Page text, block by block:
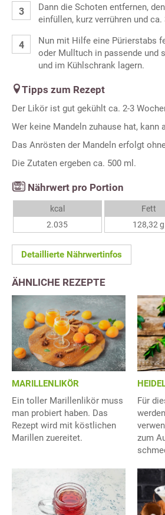
Dann die Schoten entfernen,
einfüllen, kurz verrühren und
Nun mit Hilfe eine Pürierstabs
oder Mulltuch in passende und
und im Kühlschrank lagern.
Tipps zum Rezept
Der Likör ist gut gekühlt ca. 2-3
Wer keine Mandeln zuhause hat, kann
Das Anrösten der Mandeln erfolgt
Die Zutaten ergeben ca. 500 ml.
Nährwert pro Portion
kcal
2.035
Fett
128,32 g
Detaillierte Nährwertinfos
ÄHNLICHE REZEPTE
MARILLENLIKÖR
Ein toller Marillenlikör muss
man probiert haben. Das
Rezept wird mit köstlichen
Marillen zuereitet.
Für
zum